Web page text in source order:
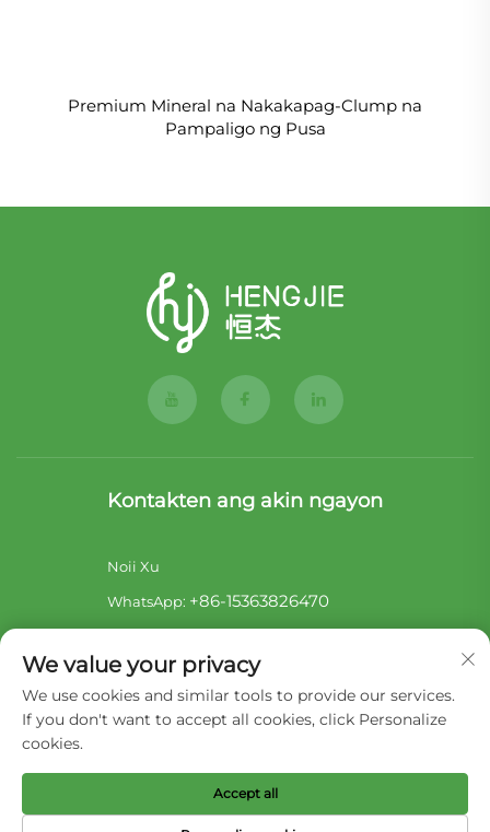
Premium Mineral na Nakakapag-Clump na
Pampaligo ng Pusa
Kontakten ang akin ngayon
Noii Xu
WhatsApp: +86-15363826470
[email protected]
Sara Lai
WhatsApp:+86-17722857586
Copyright © 2026 Liaoning Hengjie Pet Product Co,Ltd.
Nakareserba ang lahat ng karapatan - Patakaran sa
We value your privacy
We use cookies and similar tools to provide our services.
If you don't want to accept all cookies, click Personalize
cookies.
Accept all